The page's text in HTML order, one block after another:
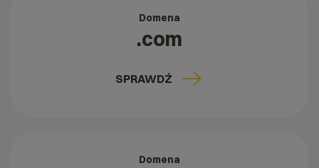
Domena
.com
SPRAWDŹ
Domena